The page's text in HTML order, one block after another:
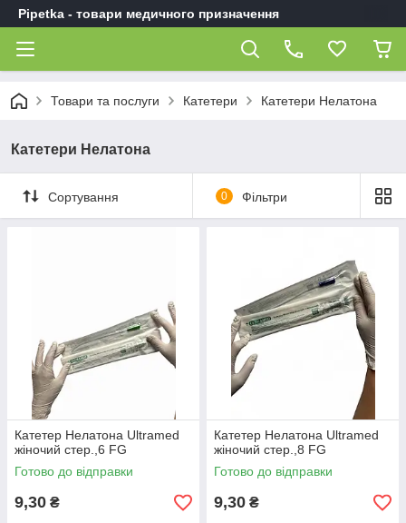
Pipetka - товари медичного призначення
Товари та послуги Катетери Катетери Нелатона
Катетери Нелатона
Сортування 0 Фільтри
Катетер Нелатона Ultramed
жіночий стер.,6 FG
Готово до відправки
9,30 ₴
Катетер Нелатона Ultramed
жіночий стер.,8 FG
Готово до відправки
9,30 ₴